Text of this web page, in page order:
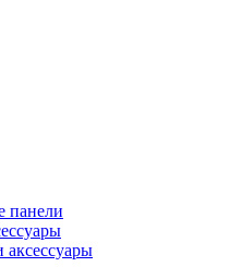
панели
аксессуары